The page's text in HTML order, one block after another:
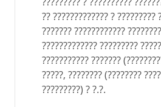
?? ????????????? ? ?????????
??????? ????????????
????????????? ?????????
??????????? ???????
?????, ???????? (????????
?????????) ? ?.?.